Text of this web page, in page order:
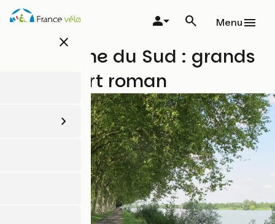
Aller
au
close
Menu
Bourgogne du Sud : grands
crus et art roman